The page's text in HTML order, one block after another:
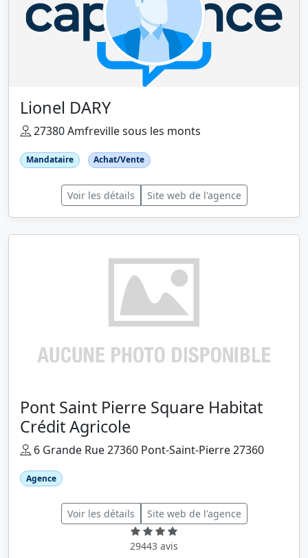
Lionel DARY
27380 Amfreville sous les monts
Mandataire Achat/Vente
Voir les détails Site web de l'agence
Pont Saint Pierre Square Habitat
Crédit Agricole
6 Grande Rue 27360 Pont-Saint-Pierre 27360
Agence
Voir les détails Site web de l'agence
29443 avis